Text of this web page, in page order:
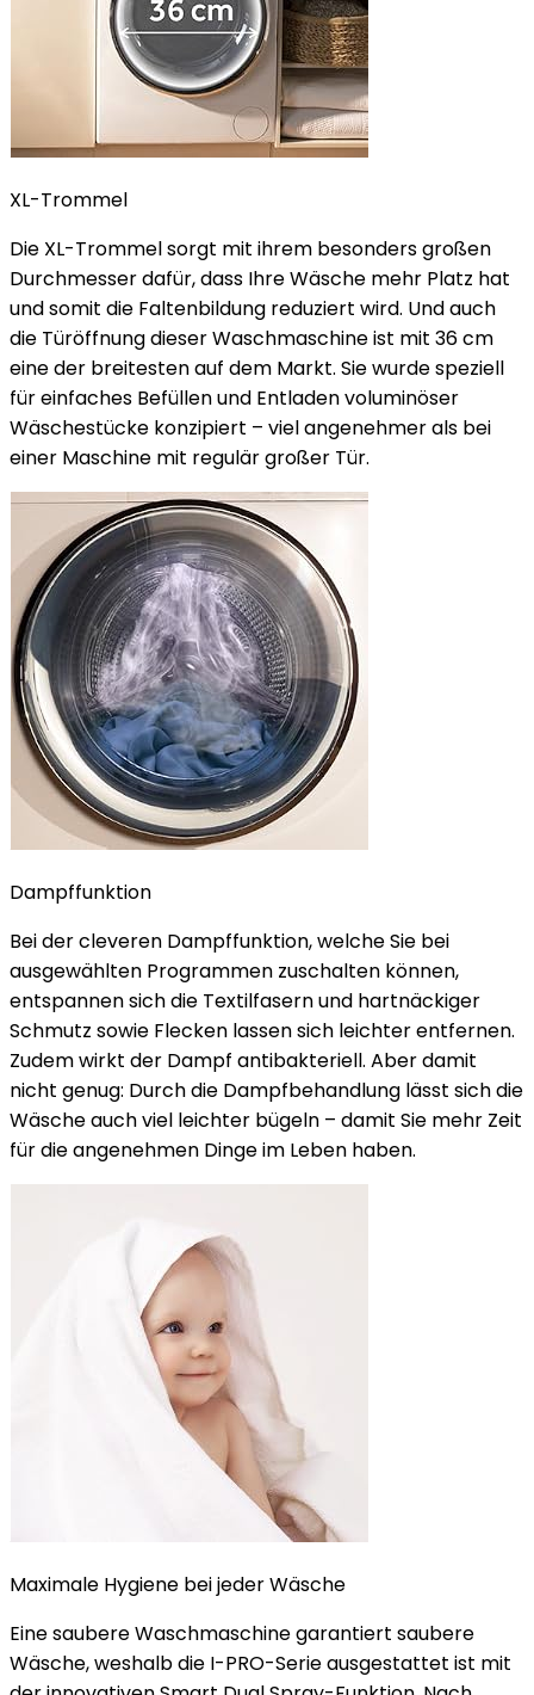
XL-Trommel
Die XL-Trommel sorgt mit ihrem besonders großen
Durchmesser dafür, dass Ihre Wäsche mehr Platz hat
und somit die Faltenbildung reduziert wird. Und auch
die Türöffnung dieser Waschmaschine ist mit 36 cm
eine der breitesten auf dem Markt. Sie wurde speziell
für einfaches Befüllen und Entladen voluminöser
Wäschestücke konzipiert – viel angenehmer als bei
einer Maschine mit regulär großer Tür.
Dampffunktion
Bei der cleveren Dampffunktion, welche Sie bei
ausgewählten Programmen zuschalten können,
entspannen sich die Textilfasern und hartnäckiger
Schmutz sowie Flecken lassen sich leichter entfernen.
Zudem wirkt der Dampf antibakteriell. Aber damit
nicht genug: Durch die Dampfbehandlung lässt sich die
Wäsche auch viel leichter bügeln – damit Sie mehr Zeit
für die angenehmen Dinge im Leben haben.
Maximale Hygiene bei jeder Wäsche
Eine saubere Waschmaschine garantiert saubere
Wäsche, weshalb die I-PRO-Serie ausgestattet ist mit